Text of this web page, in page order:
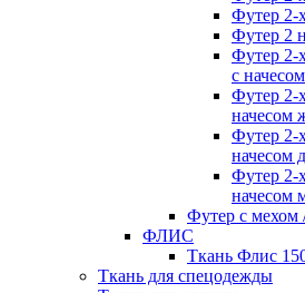
Футер
Футер 2
Футер 2-
с начесом
Футер 2-
начесом
Футер 2-
начесом
Футер 2-
начесом
Футер с мехом
ФЛИС
Ткань Флис
Ткань для спецодежды